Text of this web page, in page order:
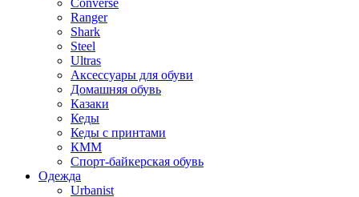
Converse
Ranger
Shark
Steel
Ultras
Аксессуары для обуви
Домашняя обувь
Казаки
Кеды
Кеды с принтами
КММ
Спорт-байкерская обувь
Одежда
Urbanist